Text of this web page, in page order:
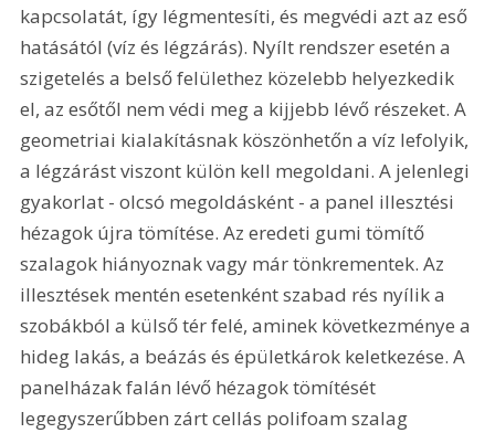
kapcsolatát, így légmentesíti, és megvédi azt az eső
hatásától (víz és légzárás). Nyílt rendszer esetén a
szigetelés a belső felülethez közelebb helyezkedik
el, az esőtől nem védi meg a kijjebb lévő részeket. A
geometriai kialakításnak köszönhetőn a víz lefolyik,
a légzárást viszont külön kell megoldani. A jelenlegi
gyakorlat - olcsó megoldásként - a panel illesztési
hézagok újra tömítése. Az eredeti gumi tömítő
szalagok hiányoznak vagy már tönkrementek. Az
illesztések mentén esetenként szabad rés nyílik a
szobákból a külső tér felé, aminek következménye a
hideg lakás, a beázás és épületkárok keletkezése. A
panelházak falán lévő hézagok tömítését
legegyszerűbben zárt cellás polifoam szalag